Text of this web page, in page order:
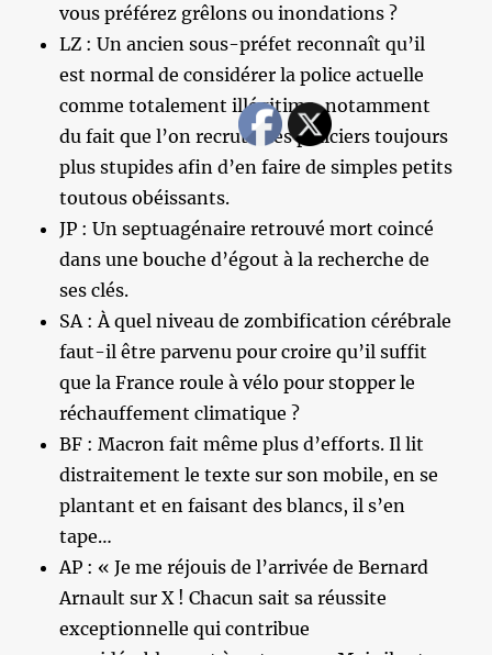
vous préférez grêlons ou inondations ?
LZ : Un ancien sous-préfet reconnaît qu’il
est normal de considérer la police actuelle
comme totalement illégitime, notamment
du fait que l’on recrute des policiers toujours
plus stupides afin d’en faire de simples petits
toutous obéissants.
JP : Un septuagénaire retrouvé mort coincé
dans une bouche d’égout à la recherche de
ses clés.
SA : À quel niveau de zombification cérébrale
faut-il être parvenu pour croire qu’il suffit
que la France roule à vélo pour stopper le
réchauffement climatique ?
BF : Macron fait même plus d’efforts. Il lit
distraitement le texte sur son mobile, en se
plantant et en faisant des blancs, il s’en
tape…
AP : « Je me réjouis de l’arrivée de Bernard
Arnault sur X ! Chacun sait sa réussite
exceptionnelle qui contribue